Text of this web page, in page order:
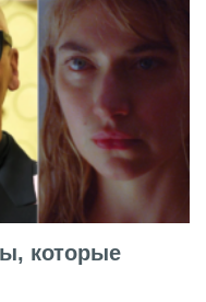
которые